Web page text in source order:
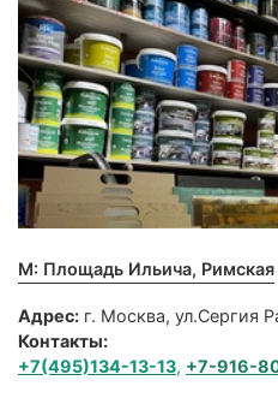
М: Площадь Ильича, Римская
Адрес: г. Москва, ул.Сергия
Контакты:
+7(495)134-13-13, +7-916-